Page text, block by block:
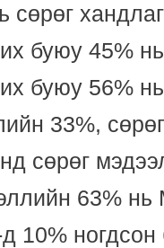
сөрөг
буюу 45%
буюу 56%
33%,
сөрөг
63%
10%